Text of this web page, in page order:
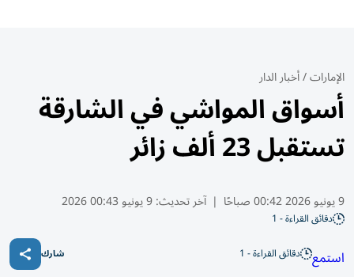
الإمارات/أخبار الدار
أسواق المواشي في الشارقة
تستقبل 23 ألف زائر
9 يونيو 2026 00:42 صباحًا | آخر تحديث:9 يونيو 00:43 2026
دقائق القراءة - 1
استمع دقائق القراءة - 1 شارك